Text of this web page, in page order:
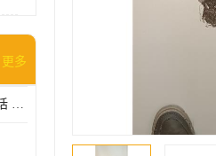
更多
家庭自来水管漏水检测电话 服务周到